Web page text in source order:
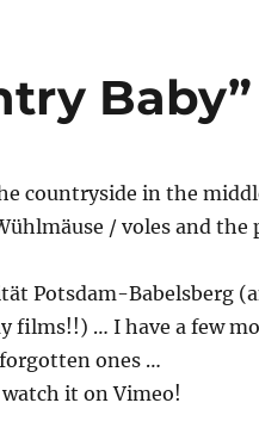
Baby”
countryside in the
/ voles and the
Potsdam-Babelsberg
films!!) … I have a few
ones …
it on Vimeo!